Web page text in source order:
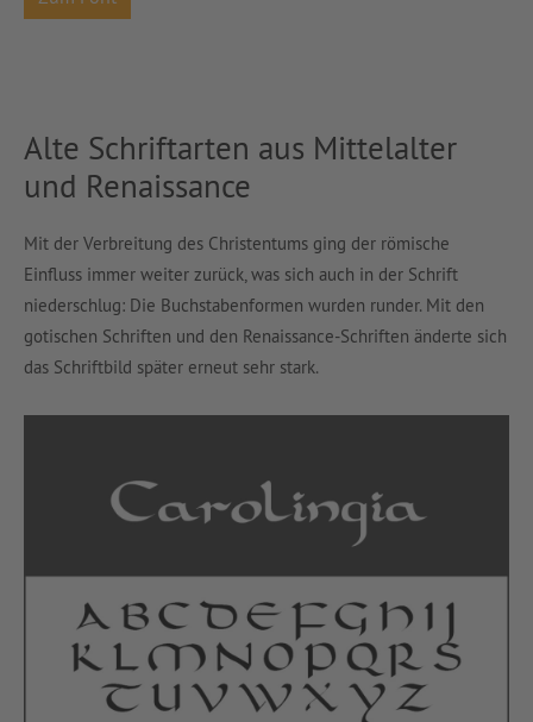
Alte Schriftarten aus Mittelalter
und Renaissance
Mit der Verbreitung des Christentums ging der römische
Einfluss immer weiter zurück, was sich auch in der Schrift
niederschlug: Die Buchstabenformen wurden runder. Mit den
gotischen Schriften und den Renaissance-Schriften änderte sich
das Schriftbild später erneut sehr stark.